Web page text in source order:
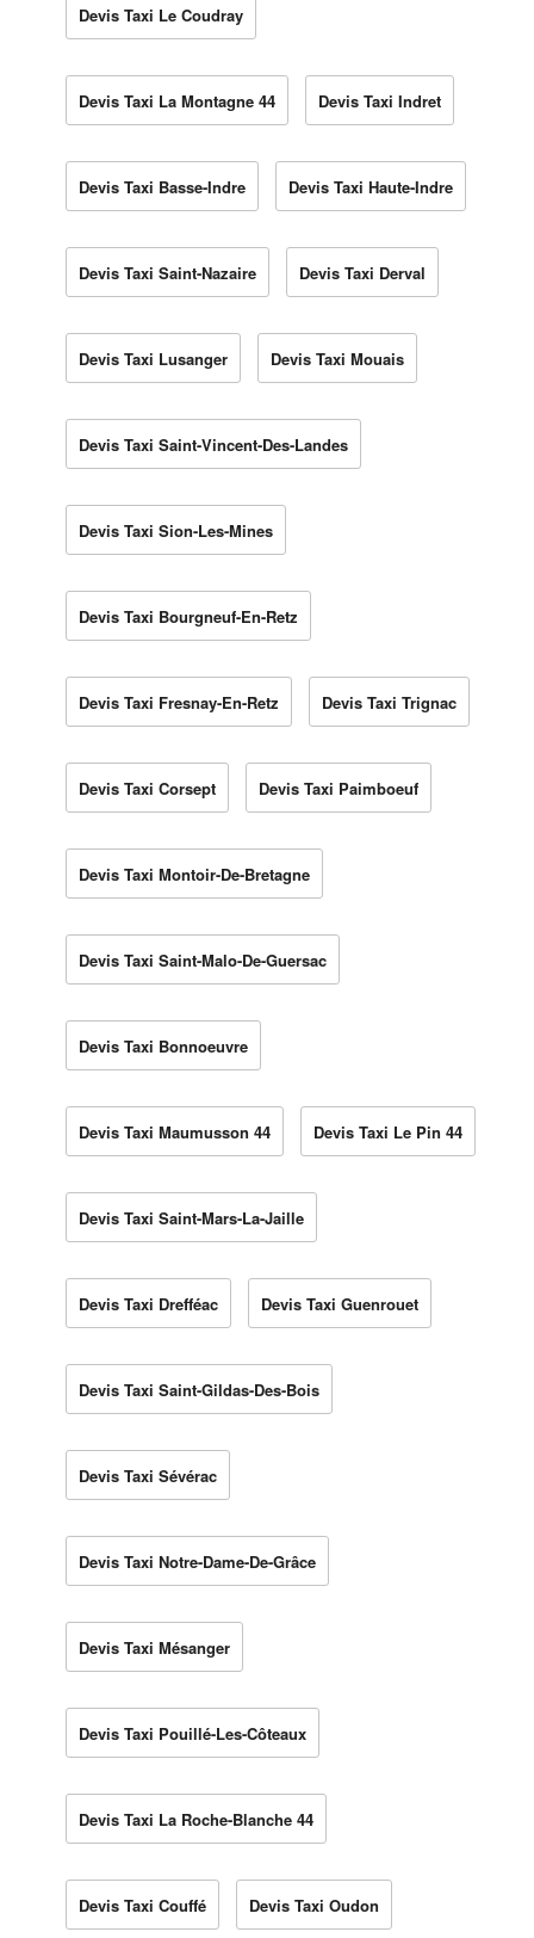
Devis Taxi Le Coudray
Devis Taxi La Montagne 44 Devis Taxi Indret
Devis Taxi Basse-Indre Devis Taxi Haute-Indre
Devis Taxi Saint-Nazaire Devis Taxi Derval
Devis Taxi Lusanger Devis Taxi Mouais
Devis Taxi Saint-Vincent-Des-Landes
Devis Taxi Sion-Les-Mines
Devis Taxi Bourgneuf-En-Retz
Devis Taxi Fresnay-En-Retz Devis Taxi Trignac
Devis Taxi Corsept Devis Taxi Paimboeuf
Devis Taxi Montoir-De-Bretagne
Devis Taxi Saint-Malo-De-Guersac
Devis Taxi Bonnoeuvre
Devis Taxi Maumusson 44 Devis Taxi Le Pin 44
Devis Taxi Saint-Mars-La-Jaille
Devis Taxi Drefféac Devis Taxi Guenrouet
Devis Taxi Saint-Gildas-Des-Bois
Devis Taxi Sévérac
Devis Taxi Notre-Dame-De-Grâce
Devis Taxi Mésanger
Devis Taxi Pouillé-Les-Côteaux
Devis Taxi La Roche-Blanche 44
Devis Taxi Couffé Devis Taxi Oudon